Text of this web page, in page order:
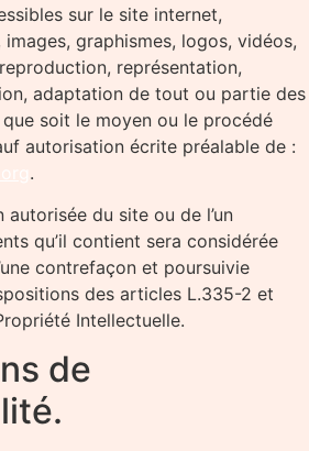
sur le site internet,
graphismes, logos, vidéos,
représentation,
adaptation de tout ou partie des
soit le moyen ou le procédé
autorisation écrite préalable de :
.
du site ou de l’un
qu’il contient sera considérée
contrefaçon et poursuivie
des articles L.335-2 et
Intellectuelle.
de